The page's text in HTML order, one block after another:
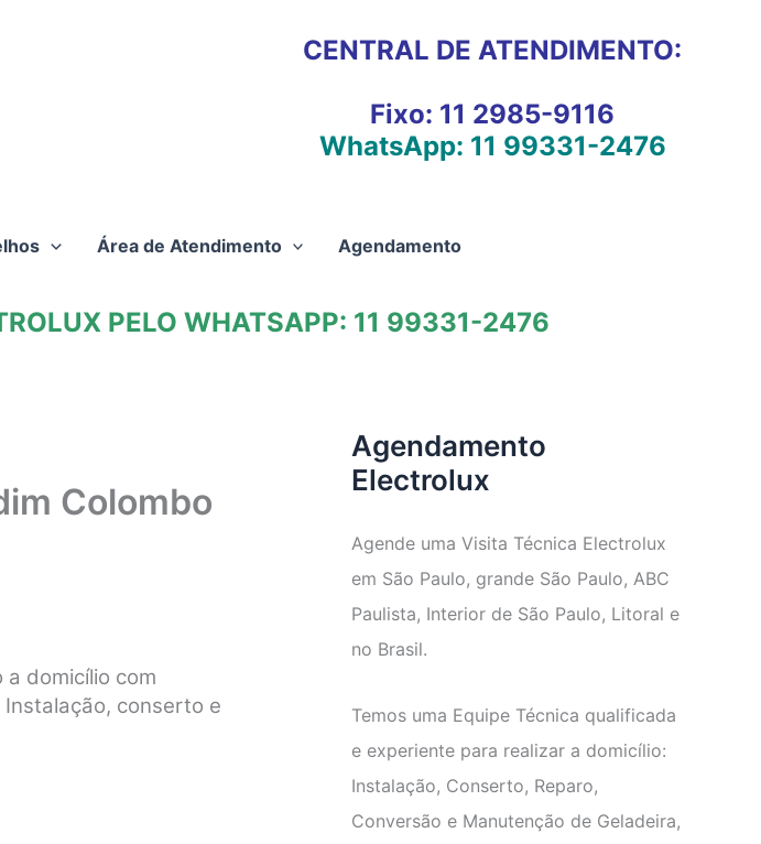
CENTRAL DE ATENDIMENTO:
Fixo: 11 2985-9116
WhatsApp: 11 99331-2476
Área de Atendimento Agendamento
PELO WHATSAPP: 11 99331-2476
Colombo
domicílio com
conserto e
Agendamento
Electrolux
Agende uma Visita Técnica Electrolux
em São Paulo, grande São Paulo, ABC
Paulista, Interior de São Paulo, Litoral e
no Brasil.
Temos uma Equipe Técnica qualificada
e experiente para realizar a domicílio:
Instalação, Conserto, Reparo,
Conversão e Manutenção de Geladeira,